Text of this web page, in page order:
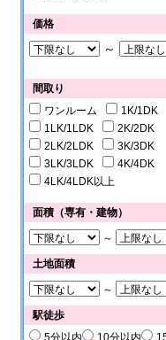
価格
～
間取り
ワンルーム
1K/1DK
1LK/1LDK
2K/2DK
2LK/2LDK
3K/3DK
3LK/3LDK
4K/4DK
4LK/4LDK以上
面積（専有・建物）
～
土地面積
～
駅徒歩
5分以内
10分以内